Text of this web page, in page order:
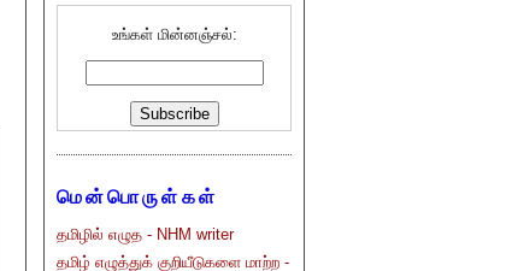
உங்கள் மின்னஞ்சல்:
மென்பொருள்கள்
தமிழில் எழுத - NHM writer
தமிழ் எழுத்துக் குறியீடுகளை மாற்ற -